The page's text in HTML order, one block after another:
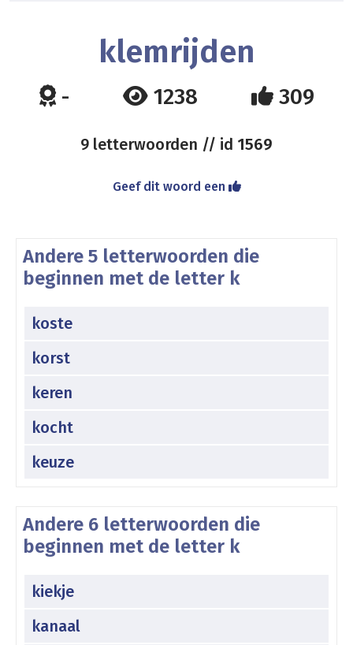
klemrijden
- 1238 309
9 letterwoorden // id 1569
Geef dit woord een
Andere 5 letterwoorden die
beginnen met de letter k
koste
korst
keren
kocht
keuze
Andere 6 letterwoorden die
beginnen met de letter k
kiekje
kanaal